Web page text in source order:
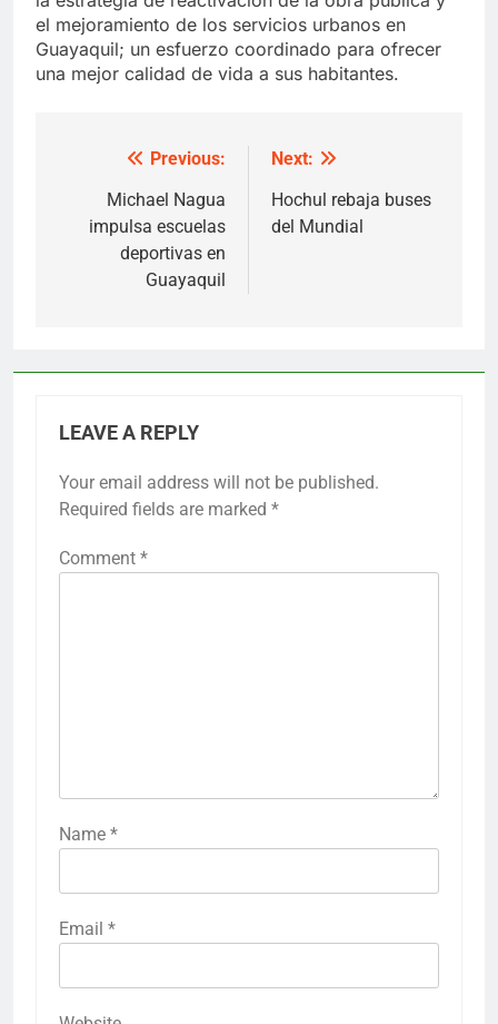
el mejoramiento de los servicios urbanos en
Guayaquil; un esfuerzo coordinado para ofrecer
una mejor calidad de vida a sus habitantes.
navigation
Previous:
Michael Nagua
impulsa escuelas
deportivas en
Guayaquil
Next:
Hochul rebaja buses
del Mundial
LEAVE A REPLY
Your email address will not be published.
Required fields are marked *
Comment *
Name *
Email *